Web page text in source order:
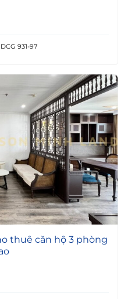
931-97
thuê căn hộ 3 phòng